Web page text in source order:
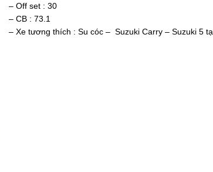
– Off set : 30
– CB : 73.1
– Xe tương thích : Su cóc – Suzuki Carry – Suzuki 5 tạ